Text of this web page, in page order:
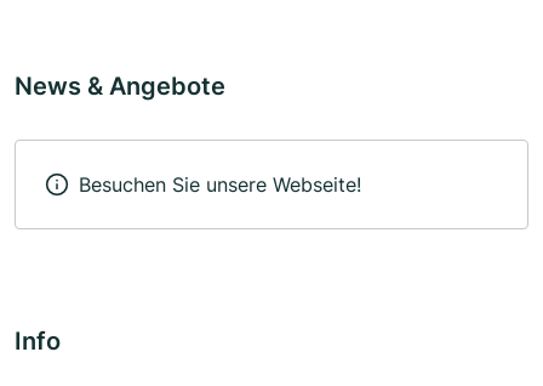
News & Angebote
Besuchen Sie unsere Webseite!
Info